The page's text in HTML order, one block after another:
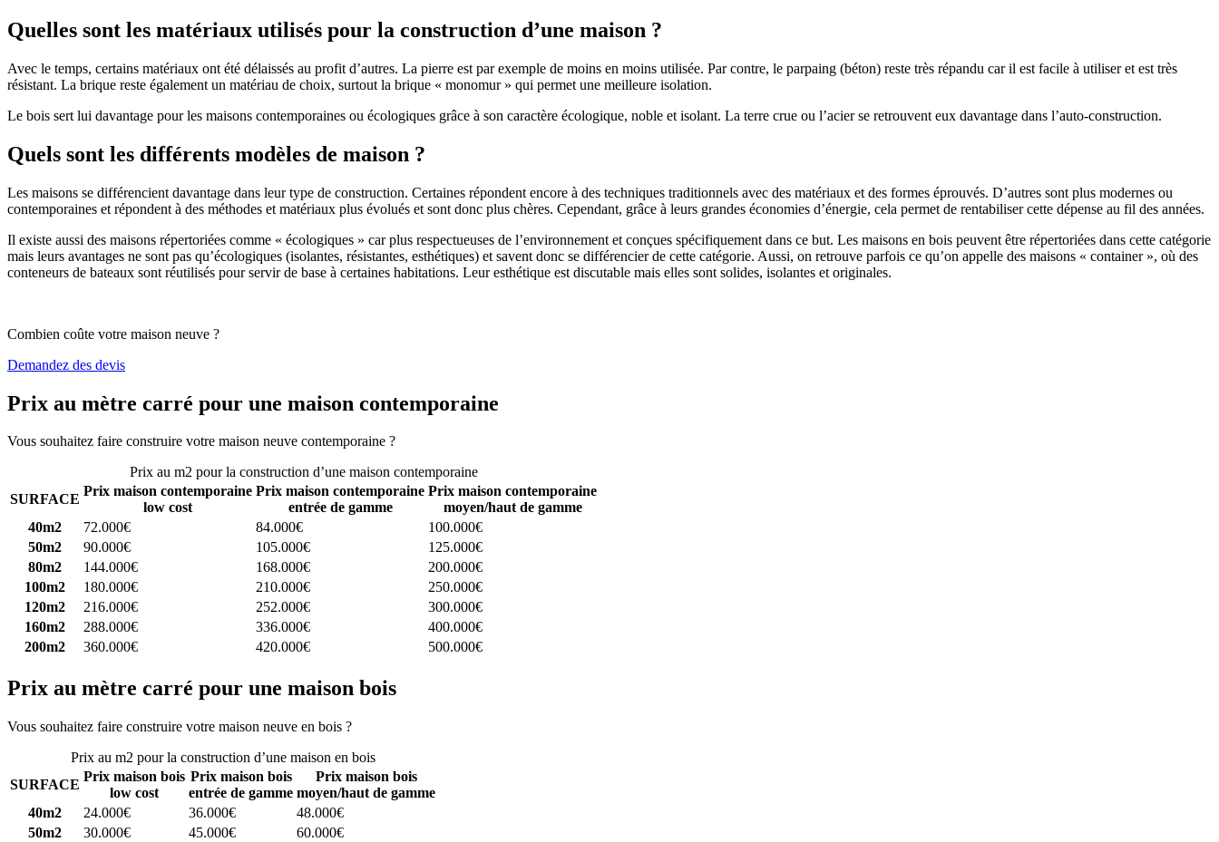
Quelles sont les matériaux utilisés pour la construction d’une maison ?
Avec le temps, certains matériaux ont été délaissés au profit d’autres. La pierre est par exemple de moins en moins utilisée. Par contre, le parpaing (béton) reste très répandu car il est facile à utiliser et est très
résistant. La brique reste également un matériau de choix, surtout la brique « monomur » qui permet une meilleure isolation.
Le bois sert lui davantage pour les maisons contemporaines ou écologiques grâce à son caractère écologique, noble et isolant. La terre crue ou l’acier se retrouvent eux davantage dans l’auto-construction.
Quels sont les différents modèles de maison ?
Les maisons se différencient davantage dans leur type de construction. Certaines répondent encore à des techniques traditionnels avec des matériaux et des formes éprouvés. D’autres sont plus modernes ou
contemporaines et répondent à des méthodes et matériaux plus évolués et sont donc plus chères. Cependant, grâce à leurs grandes économies d’énergie, cela permet de rentabiliser cette dépense au fil des années.
Il existe aussi des maisons répertoriées comme « écologiques » car plus respectueuses de l’environnement et conçues spécifiquement dans ce but. Les maisons en bois peuvent être répertoriées dans cette catégorie
mais leurs avantages ne sont pas qu’écologiques (isolantes, résistantes, esthétiques) et savent donc se différencier de cette catégorie. Aussi, on retrouve parfois ce qu’on appelle des maisons « container », où des
conteneurs de bateaux sont réutilisés pour servir de base à certaines habitations. Leur esthétique est discutable mais elles sont solides, isolantes et originales.
Combien coûte votre maison neuve ?
Demandez des devis
Prix au mètre carré pour une maison contemporaine
Vous souhaitez faire construire votre maison neuve contemporaine ?
Prix au m2 pour la construction d’une maison contemporaine
SURFACE
Prix maison contemporaine
low cost
Prix maison contemporaine
entrée de gamme
Prix maison contemporaine
moyen/haut de gamme
40m2
72.000€ 84.000€
100.000€
50m2
90.000€ 105.000€
125.000€
80m2
144.000€ 168.000€
200.000€
100m2
180.000€ 210.000€
250.000€
120m2
216.000€ 252.000€
300.000€
160m2
288.000€ 336.000€
400.000€
200m2
360.000€ 420.000€ 500.000€
Prix au mètre carré pour une maison bois
Vous souhaitez faire construire votre maison neuve en bois ?
Prix au m2 pour la construction d’une maison en bois
SURFACE
Prix maison bois
low cost
Prix maison bois
entrée de gamme
Prix maison bois
moyen/haut de gamme
40m2
24.000€ 36.000€
48.000€
50m2
30.000€ 45.000€
60.000€